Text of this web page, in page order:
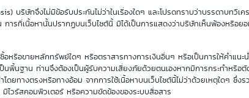
บริษัทจึงไม่มีข้อรับประกันไม่ว่าในเรื่องใดๆ และโปรดทราบว่าบรรดาบทวิเ
ารที่เนื้อหานั้นปรากฏบนเว็บไซต์นี้ มิได้เป็นการแสดงว่าบริษัทเห็นพ้องหรือย
อหรือขายหลักทรัพย์ใดๆ หรือตราสารทางการเงินอื่นๆ หรือเป็นการให้คำแ
พื้นฐาน ท่านจึงต้องเป็นผู้รับความเสี่ยงภัยด้วยตนเองหากมีการกระทำหรือ
ยทางตรงหรือทางอ้อม จากการใช้เนื้อหาบนเว็บไซต์นี้ไม่ว่าด้วยเหตุใดๆ ซึ่
วรัสคอมพิวเตอร์ หรือความขัดข้องของระบบสื่อสาร
วันซื้อขายปัจจุบัน
7 ส.ค. 2569